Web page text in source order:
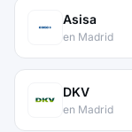
Asisa
en Madrid
DKV
en Madrid